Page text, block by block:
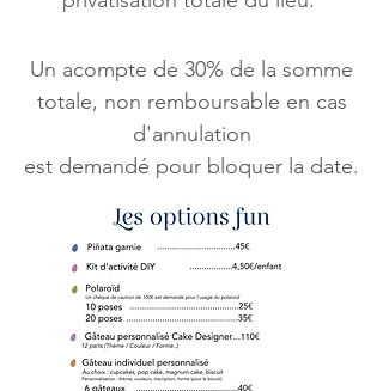
Un acompte de 30% de la somme
totale, non remboursable en cas
d'annulation
est demandé pour bloquer la date.